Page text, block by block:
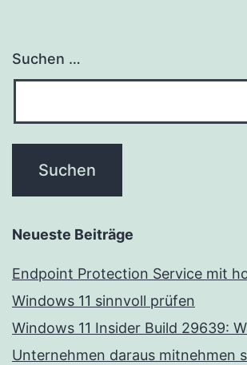
Suchen …
Neueste Beiträge
Endpoint Protection Service mit
Windows 11 sinnvoll prüfen
Windows 11 Insider Build 29639:
Unternehmen daraus mitnehmen